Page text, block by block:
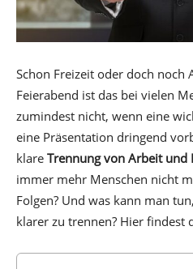
Schon Freizeit oder doch noch
Feierabend ist das bei vielen
zumindest nicht, wenn eine
eine Präsentation dringend
klare Trennung von Arbeit und
immer mehr Menschen nicht
Folgen? Und was kann man
klarer zu trennen? Hier findest